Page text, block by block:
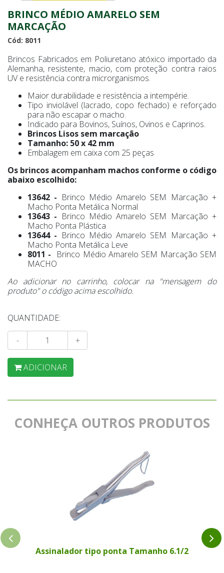
BRINCO MÉDIO AMARELO SEM
MARCAÇÃO
Cód: 8011
Brincos Fabricados em Poliuretano atóxico importado da
Alemanha, resistente, macio, com proteção contra raios
UV e resistência contra microrganismos.
Maior durabilidade e resistência a intempérie.
Tipo inviolável (lacrado, copo fechado) e reforçado
para não escapar o macho.
Indicado para Bovinos, Suínos, Ovinos e Caprinos.
Brincos Lisos sem marcação
Tamanho: 50 x 42 mm
Embalagem em caixa com 25 peças
Os brincos acompanham machos conforme o código
abaixo escolhido:
13642 - Brinco Médio Amarelo SEM Marcação +
Macho Ponta Metálica Normal
13643 - Brinco Médio Amarelo SEM Marcação +
Macho Ponta Plástica
13644 - Brinco Médio Amarelo SEM Marcação +
Macho Ponta Metálica Leve
8011 - Brinco Médio Amarelo SEM Marcação SEM
MACHO
Ao adicionar no carrinho, colocar na "mensagem do
produto" o código acima escolhido.
QUANTIDADE:
- +
ADICIONAR
CONHEÇA OUTROS PRODUTOS
Assinalador tipo ponta Tamanho 6.1/2